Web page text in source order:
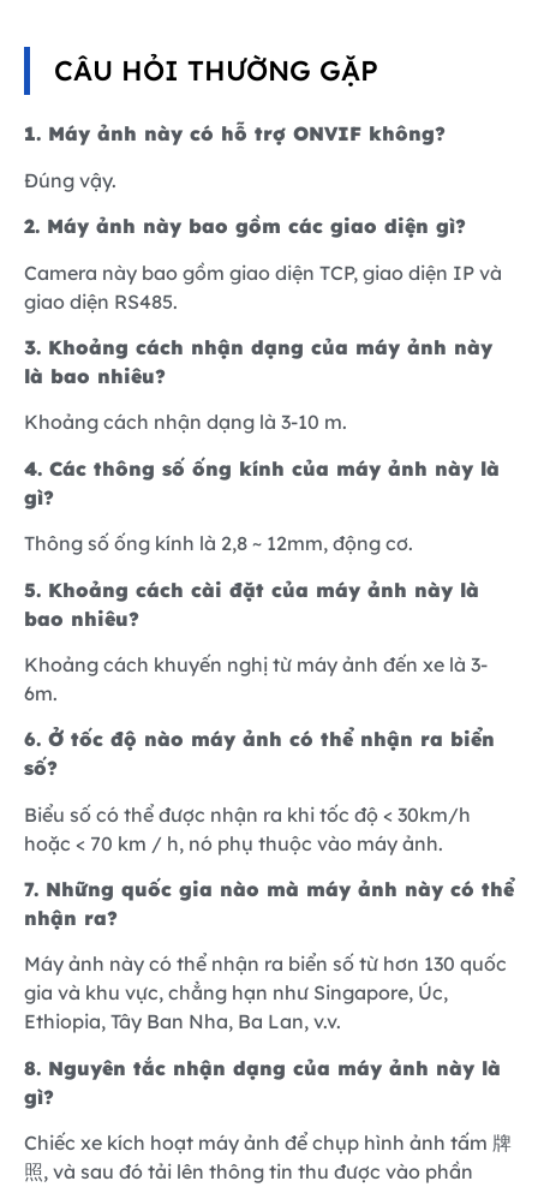
CÂU HỎI THƯỜNG GẶP
1. Máy ảnh này có hỗ trợ ONVIF không?
Đúng vậy.
2. Máy ảnh này bao gồm các giao diện gì?
Camera này bao gồm giao diện TCP, giao diện IP và
giao diện RS485.
3. Khoảng cách nhận dạng của máy ảnh này
là bao nhiêu?
Khoảng cách nhận dạng là 3-10 m.
4. Các thông số ống kính của máy ảnh này là
gì?
Thông số ống kính là 2,8 ~ 12mm, động cơ.
5. Khoảng cách cài đặt của máy ảnh này là
bao nhiêu?
Khoảng cách khuyến nghị từ máy ảnh đến xe là 3-
6m.
6. Ở tốc độ nào máy ảnh có thể nhận ra biển
số?
Biểu số có thể được nhận ra khi tốc độ < 30km/h
hoặc < 70 km / h, nó phụ thuộc vào máy ảnh.
7. Những quốc gia nào mà máy ảnh này có thể
nhận ra?
Máy ảnh này có thể nhận ra biển số từ hơn 130 quốc
gia và khu vực, chẳng hạn như Singapore, Úc,
Ethiopia, Tây Ban Nha, Ba Lan, v.v.
8. Nguyên tắc nhận dạng của máy ảnh này là
gì?
Chiếc xe kích hoạt máy ảnh để chụp hình ảnh tấm 牌
照, và sau đó tải lên thông tin thu được vào phần